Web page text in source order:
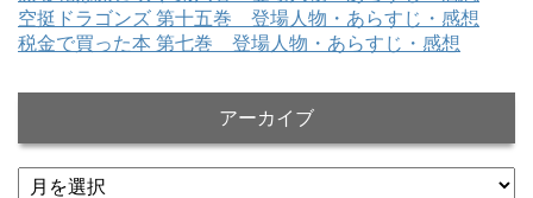
空挺ドラゴンズ 第十五巻 登場人物・あらすじ・感想
税金で買った本 第七巻 登場人物・あらすじ・感想
アーカイブ
ア